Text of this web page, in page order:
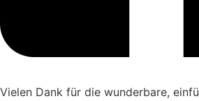
Vielen Dank für die wunderbare,